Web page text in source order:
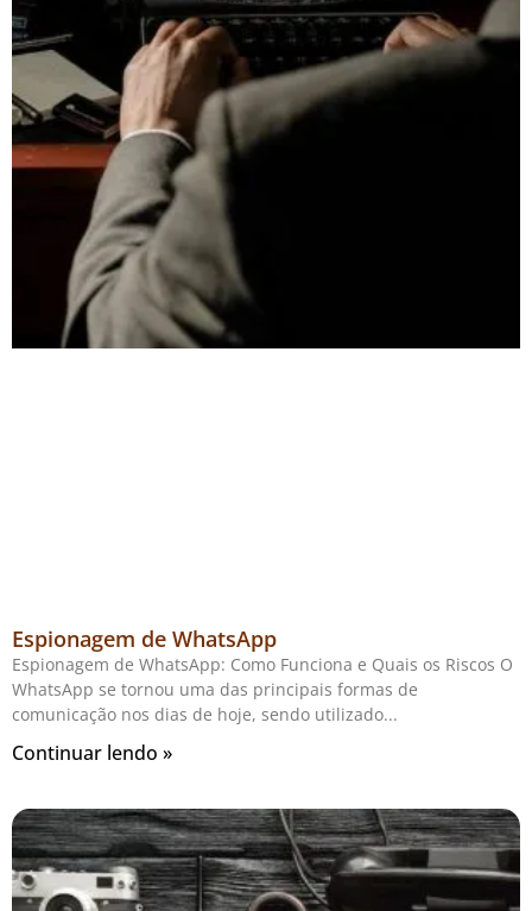
Espionagem de WhatsApp
Espionagem de WhatsApp: Como Funciona e Quais os Riscos O
WhatsApp se tornou uma das principais formas de
comunicação nos dias de hoje, sendo utilizado
Continuar lendo »